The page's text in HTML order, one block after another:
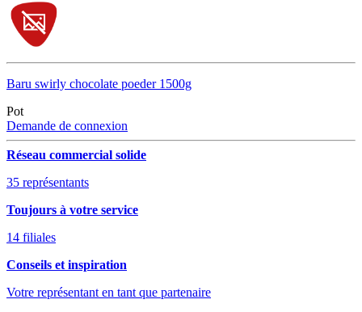
Baru swirly chocolate poeder 1500g
Pot
Demande de connexion
Réseau commercial solide
35 représentants
Toujours à votre service
14 filiales
Conseils et inspiration
Votre représentant en tant que partenaire